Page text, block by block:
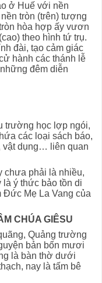
ở Huế với nền
tròn (trên) tượng
hòa hợp ấy vươn
theo hình tứ trụ.
đài, tạo cảm giác
hành các thánh lễ
đêm diễn
trường học lợp ngói,
các loại sách báo,
vật dụng… liên quan
chưa phải là nhiều,
ý thức bảo tồn di
Đức Mẹ La Vang của
CHÚA GIÊSU
Quảng trường
bản bốn mươi
là bàn thờ dưới
nay là tấm bê